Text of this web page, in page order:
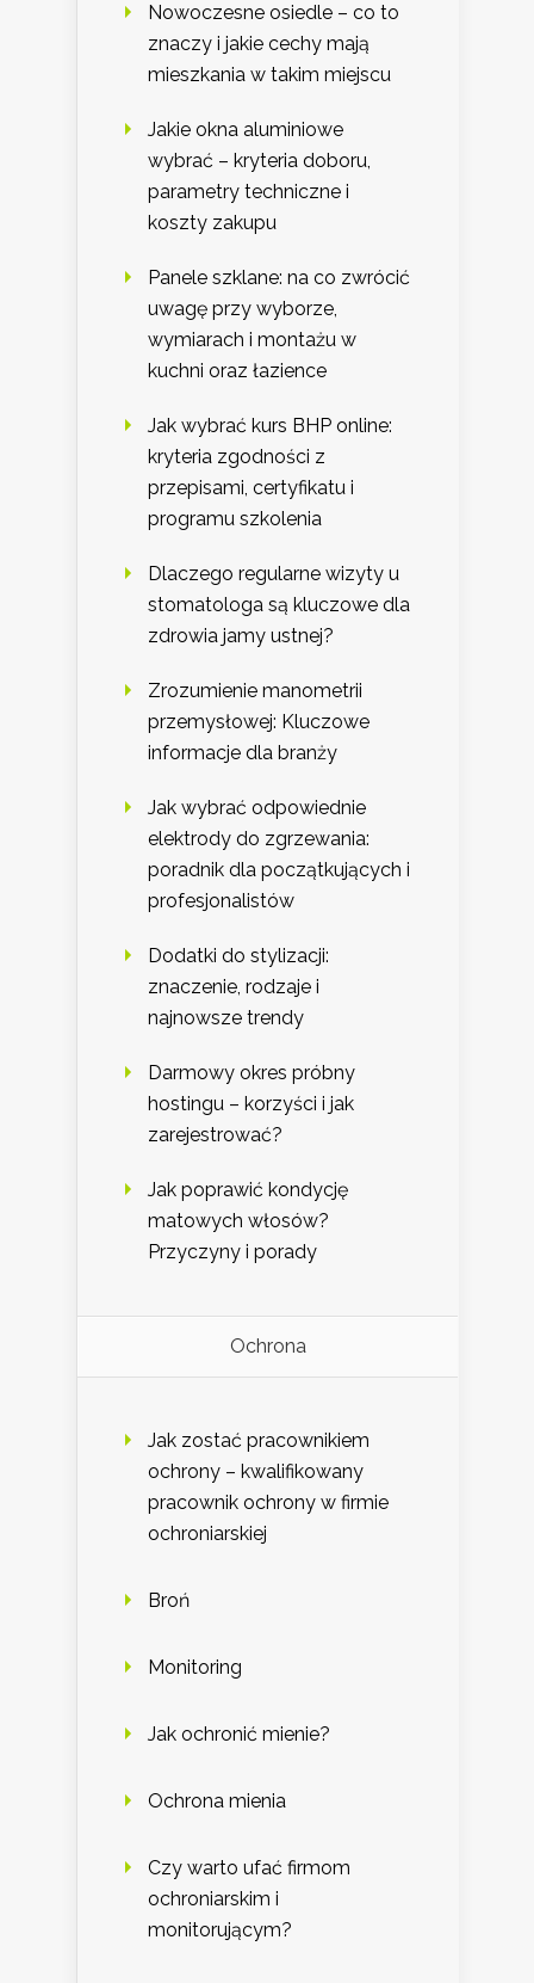
Nowoczesne osiedle – co to
znaczy i jakie cechy mają
mieszkania w takim miejscu
Jakie okna aluminiowe
wybrać – kryteria doboru,
parametry techniczne i
koszty zakupu
Panele szklane: na co zwrócić
uwagę przy wyborze,
wymiarach i montażu w
kuchni oraz łazience
Jak wybrać kurs BHP online:
kryteria zgodności z
przepisami, certyfikatu i
programu szkolenia
Dlaczego regularne wizyty u
stomatologa są kluczowe dla
zdrowia jamy ustnej?
Zrozumienie manometrii
przemysłowej: Kluczowe
informacje dla branży
Jak wybrać odpowiednie
elektrody do zgrzewania:
poradnik dla początkujących i
profesjonalistów
Dodatki do stylizacji:
znaczenie, rodzaje i
najnowsze trendy
Darmowy okres próbny
hostingu – korzyści i jak
zarejestrować?
Jak poprawić kondycję
matowych włosów?
Przyczyny i porady
Ochrona
Jak zostać pracownikiem
ochrony – kwalifikowany
pracownik ochrony w firmie
ochroniarskiej
Broń
Monitoring
Jak ochronić mienie?
Ochrona mienia
Czy warto ufać firmom
ochroniarskim i
monitorującym?